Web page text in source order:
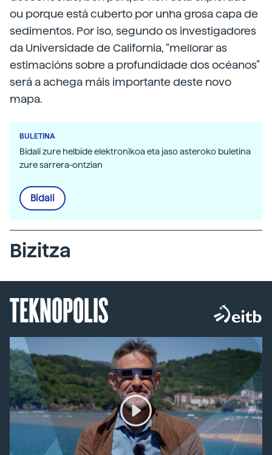
ou porque está cuberto por unha grosa capa de
sedimentos. Por iso, segundo os investigadores
da Universidade de California, “mellorar as
estimacións sobre a profundidade dos océanos”
será a achega máis importante deste novo
mapa.
BULETINA
Bidali zure helbide elektronikoa eta jaso asteroko buletina
zure sarrera-ontzian
Bidali
Bizitza
TEKNOPOLIS